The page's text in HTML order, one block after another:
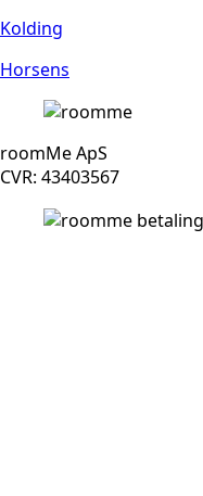
Kolding
Horsens
roomMe ApS
CVR: 43403567